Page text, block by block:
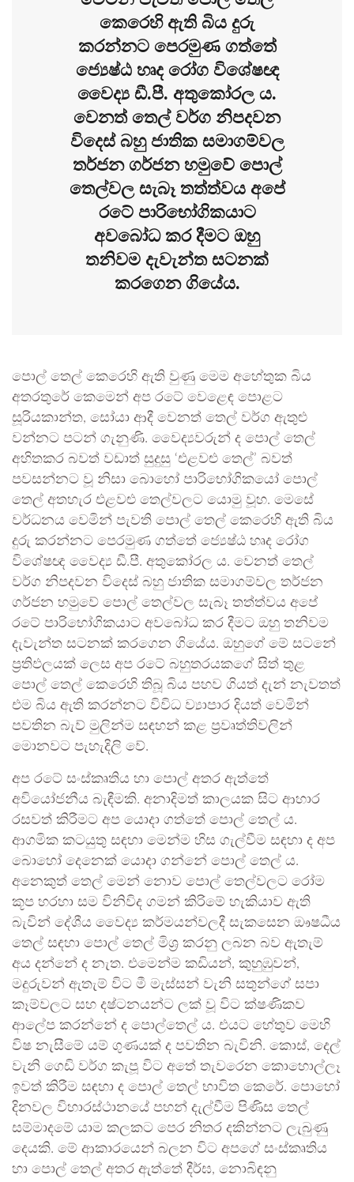
කෙරෙහි ඇති බිය දුරු
කරන්නට පෙරමුණ ගත්තේ
ජ්‍යෙෂ්ඨ හෘද රෝග විශේෂඥ
වෛද්‍ය ඩී.පී. අතුකෝරල ය.
වෙනත් තෙල් වර්ග නිපදවන
විදෙස් බහු ජාතික සමාගම්වල
තර්ජන ගර්ජන හමුවේ පොල්
තෙල්වල සැබෑ තත්ත්වය අපේ
රටේ පාරිභෝගිකයාට
අවබෝධ කර දීමට ඔහු
තනිවම දැවැන්ත සටනක්
කරගෙන ගියේය.
පොල් තෙල් කෙරෙහි ඇති වුණු මෙම අහේතුක බිය
අතරතුරේ කෙමෙන් අප රටේ වෙළෙඳ පොළට
සූරියකාන්ත, සෝයා ආදී වෙනත් තෙල් වර්ග ඇතුළු
වන්නට පටන් ගැනුණි. වෛද්‍යවරුන් ද පොල් තෙල්
අහිතකර බවත් වඩාත් සුදුසු ‘එළවළු තෙල්’ බවත්
පවසන්නට වූ නිසා බොහෝ පාරිභෝගිකයෝ පොල්
තෙල් අතහැර එළවළු තෙල්වලට යොමු වූහ. මෙසේ
වර්ධනය වෙමින් පැවති පොල් තෙල් කෙරෙහි ඇති බිය
දුරු කරන්නට පෙරමුණ ගත්තේ ජ්‍යෙෂ්ඨ හෘද රෝග
විශේෂඥ වෛද්‍ය ඩී.පී. අතුකෝරල ය. වෙනත් තෙල්
වර්ග නිපදවන විදෙස් බහු ජාතික සමාගම්වල තර්ජන
ගර්ජන හමුවේ පොල් තෙල්වල සැබෑ තත්ත්වය අපේ
රටේ පාරිභෝගිකයාට අවබෝධ කර දීමට ඔහු තනිවම
දැවැන්ත සටනක් කරගෙන ගියේය. ඔහුගේ මේ සටනේ
ප්‍රතිඵලයක් ලෙස අප රටේ බහුතරයකගේ සිත් තුළ
පොල් තෙල් කෙරෙහි තිබූ බිය පහව ගියත් දැන් නැවතත්
එම බිය ඇති කරන්නට විවිධ ව්‍යාපාර දියත් වෙමින්
පවතින බැව් මුලින්ම සඳහන් කළ ප්‍රවෘත්තිවලින්
මොනවට පැහැදිලි වේ.
අප රටේ සංස්කෘතිය හා පොල් අතර ඇත්තේ
අවියෝජනීය බැඳීමකි. අනාදිමත් කාලයක සිට ආහාර
රසවත් කිරීමට අප යොදා ගත්තේ පොල් තෙල් ය.
ආගමික කටයුතු සඳහා මෙන්ම හිස ගැල්වීම සඳහා ද අප
බොහෝ දෙනෙක් යොදා ගන්නේ පොල් තෙල් ය.
අනෙකුත් තෙල් මෙන් නොව පොල් තෙල්වලට රෝම
කූප හරහා සම විනිවිද ගමන් කිරිමේ හැකියාව ඇති
බැවින් දේශීය වෛද්‍ය කර්මයන්වලදී සැකසෙන ඖෂධීය
තෙල් සඳහා පොල් තෙල් මිශ්‍ර කරනු ලබන බව ඇතැම්
අය දන්නේ ද නැත. එමෙන්ම කඩියන්, කුහුඹුවන්,
මදුරුවන් ඇතැම් විට මී මැස්සන් වැනි සතුන්ගේ සපා
කෑම්වලට සහ දෂ්ටනයන්ට ලක් වූ විට ක්ෂණිකව
ආලේප කරන්නේ ද පොල්තෙල් ය. එයට හේතුව මෙහි
විෂ නැසීමේ යම් ගුණයක් ද පවතින බැවිනි. කොස්, දෙල්
වැනි ගෙඩි වර්ග කැපූ විට අතේ තැවරෙන කොහොල්ලෑ
ඉවත් කිරීම සඳහා ද පොල් තෙල් භාවිත කෙරේ. පොහෝ
දිනවල විහාරස්ථානයේ පහන් දැල්වීම පිණිස තෙල්
සම්මාදමේ යාම කලකට පෙර නිතර දකින්නට ලැබුණු
දෙයකි. මේ ආකාරයෙන් බලන විට අපගේ සංස්කෘතිය
හා පොල් තෙල් අතර ඇත්තේ දීර්ඝ, නොබිඳනු